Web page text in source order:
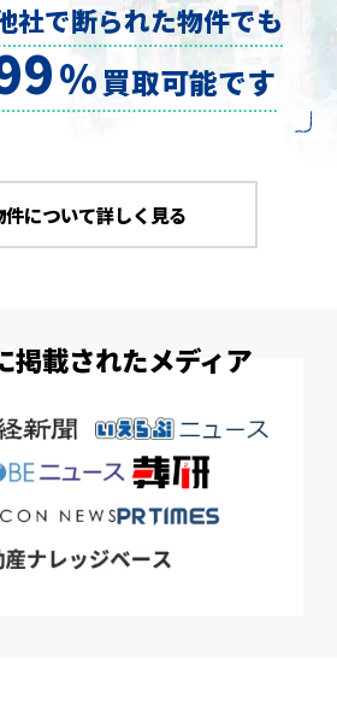
社で断られた物件でも
％ 買取可能です
について詳しく見る
掲載されたメディア